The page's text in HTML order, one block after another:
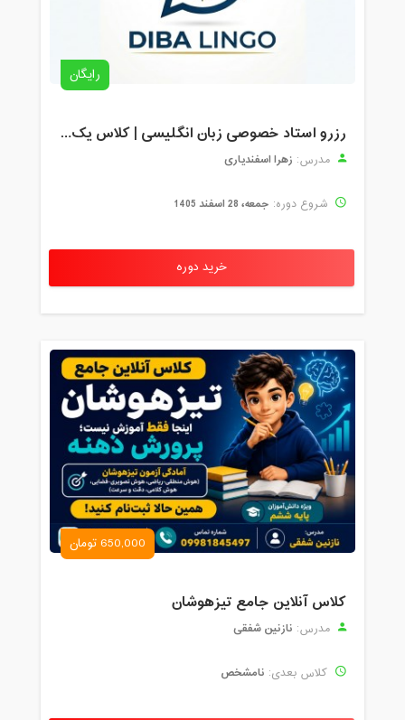
رایگان
رزرو استاد خصوصی زبان انگلیسی | کلاس یک‌نفره با زهرا اسفندیاری + مشاوره رایگان
مدرس: زهرا اسفندیاری
شروع دوره: جمعه، 28 اسفند 1405
خرید دوره
650,000 تومان
کلاس آنلاین جامع تیزهوشان
مدرس: نازنین شفقی
کلاس بعدی: نامشخص